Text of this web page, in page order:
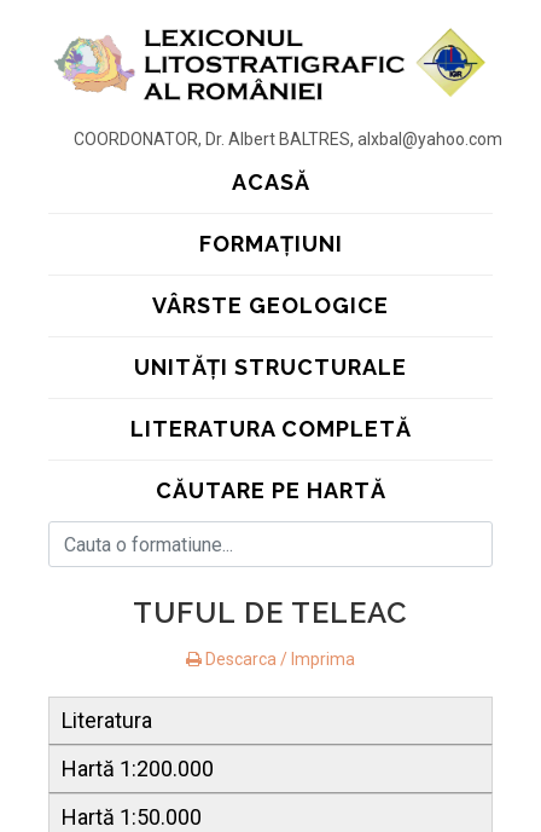
COORDONATOR, Dr. Albert BALTRES, alxbal@yahoo.com
ACASĂ
FORMAȚIUNI
VÂRSTE GEOLOGICE
UNITĂȚI STRUCTURALE
LITERATURA COMPLETĂ
CĂUTARE PE HARTĂ
TUFUL DE TELEAC
Descarca / Imprima
Literatura
Hartă 1:200.000
Hartă 1:50.000